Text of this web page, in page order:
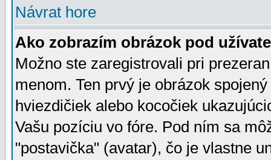
Návrat hore
Ako zobrazím obrázok pod
Možno ste zaregistrovali pri
menom. Ten prvý je obrázok
hviezdičiek alebo kocočiek
Vašu pozíciu vo fóre. Pod ním sa
"postavička" (avatar), čo je vlastne